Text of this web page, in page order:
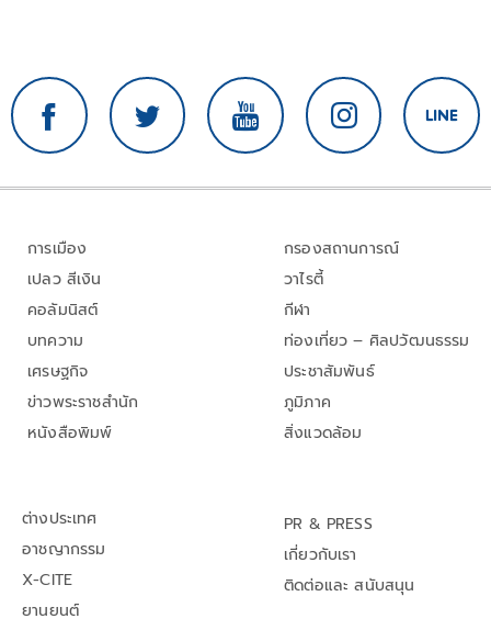
การเมือง
เปลว สีเงิน
คอลัมนิสต์
บทความ
เศรษฐกิจ
ข่าวพระราชสำนัก
หนังสือพิมพ์
กรองสถานการณ์
วาไรตี้
กีฬา
ท่องเที่ยว – ศิลปวัฒนธรรม
ประชาสัมพันธ์
ภูมิภาค
สิ่งแวดล้อม
ต่างประเทศ
อาชญากรรม
X-CITE
ยานยนต์
PR & PRESS
เกี่ยวกับเรา
ติดต่อและ สนับสนุน